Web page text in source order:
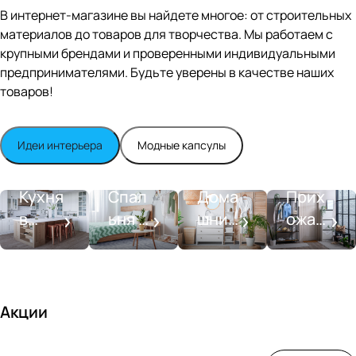
n
Whit
e
satin
В интернет-магазине вы найдете многое: от строительных
материалов до товаров для творчества. Мы работаем с
крупными брендами и проверенными индивидуальными
предпринимателями. Будьте уверены в качестве наших
товаров!
Идеи интерьера Модные капсулы
Кухня
в
стиле
Спал
ьня в
совре
Дома
шний
SPA-
Прих
ожая
со
Акции